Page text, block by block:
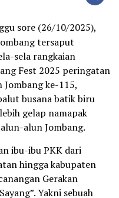
sore (26/10/2025),
tersaput
sela rangkaian
Fest 2025 peringatan
ke-115,
busana batik biru
gelap namapak
alun Jombang.
ibu-ibu PKK dari
hingga kabupaten
Gerakan
Yakni sebuah